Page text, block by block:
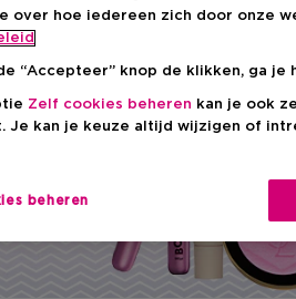
waar elke tiener blij van
over hoe iedereen zich door onze
“Accepteer” knop de klikken, ga je
Zelf cookies beheren kan je ook
Je kan je keuze altijd wijzigen of
beheren